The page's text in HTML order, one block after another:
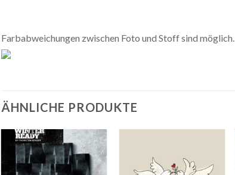
Farbabweichungen zwischen Foto und Stoff sind möglich.
ÄHNLICHE PRODUKTE
Auf die
Wunschliste
Auf die
Wunschliste